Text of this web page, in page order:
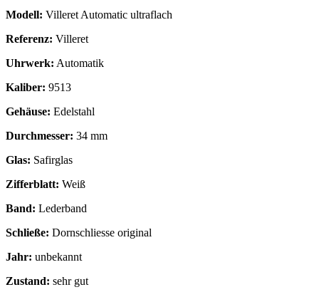
Modell: Villeret Automatic ultraflach
Referenz: Villeret
Uhrwerk: Automatik
Kaliber: 9513
Gehäuse: Edelstahl
Durchmesser: 34 mm
Glas: Safirglas
Zifferblatt: Weiß
Band: Lederband
Schließe: Dornschliesse original
Jahr: unbekannt
Zustand: sehr gut